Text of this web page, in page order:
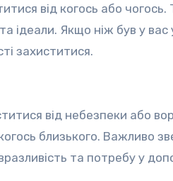
від когось або
ідеали. Якщо ніж був у
захиститися.
від небезпеки або
близького. Важливо
та потребу у